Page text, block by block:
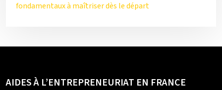
fondamentaux à maîtriser dès le départ
AIDES À L’ENTREPRENEURIAT EN FRANCE